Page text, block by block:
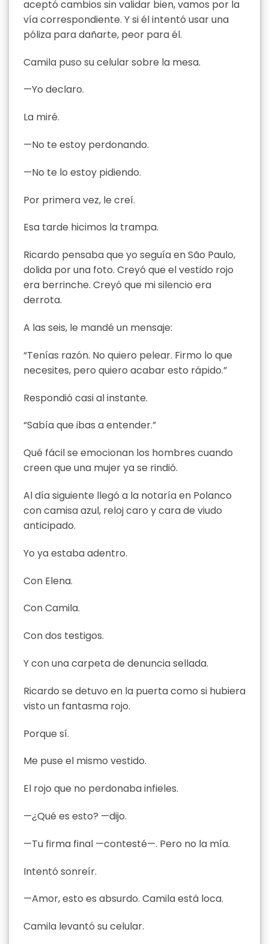
aceptó cambios sin validar bien, vamos por la
vía correspondiente. Y si él intentó usar una
póliza para dañarte, peor para él.
Camila puso su celular sobre la mesa.
—Yo declaro.
La miré.
—No te estoy perdonando.
—No te lo estoy pidiendo.
Por primera vez, le creí.
Esa tarde hicimos la trampa.
Ricardo pensaba que yo seguía en São Paulo,
dolida por una foto. Creyó que el vestido rojo
era berrinche. Creyó que mi silencio era
derrota.
A las seis, le mandé un mensaje:
“Tenías razón. No quiero pelear. Firmo lo que
necesites, pero quiero acabar esto rápido.”
Respondió casi al instante.
“Sabía que ibas a entender.”
Qué fácil se emocionan los hombres cuando
creen que una mujer ya se rindió.
Al día siguiente llegó a la notaría en Polanco
con camisa azul, reloj caro y cara de viudo
anticipado.
Yo ya estaba adentro.
Con Elena.
Con Camila.
Con dos testigos.
Y con una carpeta de denuncia sellada.
Ricardo se detuvo en la puerta como si hubiera
visto un fantasma rojo.
Porque sí.
Me puse el mismo vestido.
El rojo que no perdonaba infieles.
—¿Qué es esto? —dijo.
—Tu firma final —contesté—. Pero no la mía.
Intentó sonreír.
—Amor, esto es absurdo. Camila está loca.
Camila levantó su celular.